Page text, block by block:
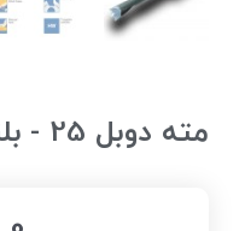
مته دوبل 25 - بلند R